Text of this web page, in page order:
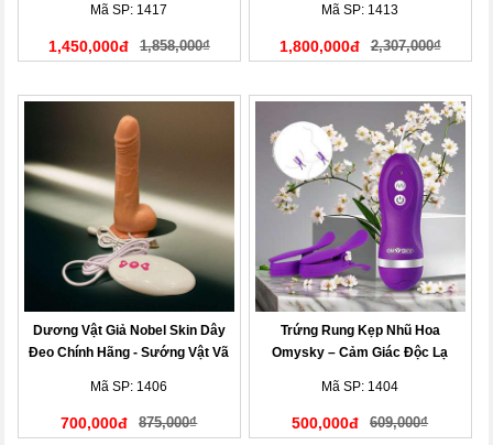
Mã SP: 1417
1,450,000đ 1,858,000₫
Mã SP: 1413
1,800,000đ 2,307,000₫
Dương Vật Giả Nobel Skin Dây
Đeo Chính Hãng - Sướng Vật Vã
Mã SP: 1406
700,000đ 875,000₫
Trứng Rung Kẹp Nhũ Hoa
Omysky – Cảm Giác Độc Lạ
Mã SP: 1404
500,000đ 609,000₫